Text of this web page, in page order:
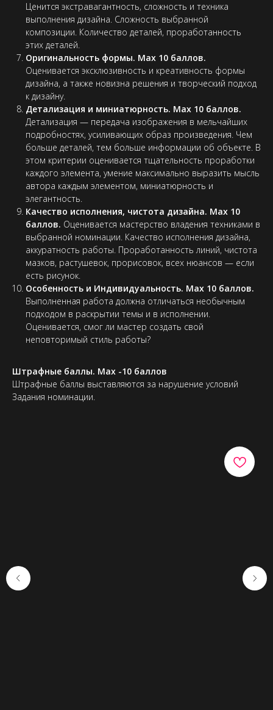
Ценится экстравагантность, сложность и техника
выполнения дизайна. Сложность выбранной
композиции. Количество деталей, проработанность
этих деталей.
Оригинальность формы. Max 10 баллов.
Оценивается эксклюзивность и креативность формы
дизайна, а также новизна решения и творческий подход
к дизайну.
Детализация и миниатюрность. Max 10 баллов.
Детализация — передача изображения в мельчайших
подробностях, усиливающих образ произведения. Чем
больше деталей, тем больше информации об объекте. В
этом критерии оценивается тщательность проработки
каждого элемента, умение максимально выразить мысль
автора каждым элементом, миниатюрность и
элегантность.
Качество исполнения, чистота дизайна. Max 10
баллов. Оценивается мастерство владения техниками в
выбранной номинации. Качество исполнения дизайна,
аккуратность работы. Проработанность линий, чистота
мазков, растушевок, прорисовок, всех нюансов — если
есть рисунок.
Особенность и Индивидуальность. Max 10 баллов.
Выполненная работа должна отличаться необычным
подходом в раскрытии темы и в исполнении.
Оценивается, смог ли мастер создать свой
неповторимый стиль работы?
Штрафные баллы. Max -10 баллов
Штрафные баллы выставляются за нарушение условий
Задания номинации.